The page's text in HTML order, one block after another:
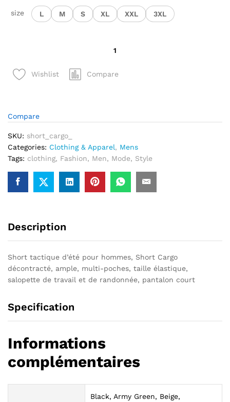
size L M S XL XXL 3XL
Élégant
short
ample
poches
taille
élastique
pour
hommes
Wishlist Compare
Compare
SKU: short_cargo_
Categories: Clothing & Apparel, Mens
Tags: clothing, Fashion, Men, Mode, Style
Description
Short tactique d’été pour hommes, Short Cargo
décontracté, ample, multi-poches, taille élastique,
salopette de travail et de randonnée, pantalon court
Specification
Informations
complémentaires
Black, Army Green, Beige,